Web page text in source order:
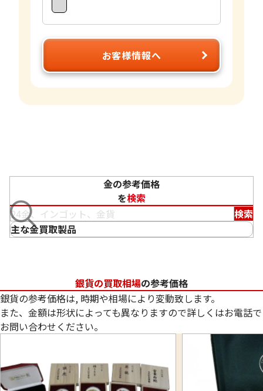
お客様情報へ
金の参考価格
を検索
検索
主な金買取製品
銀貨の買取相場の参考価格
銀貨の参考価格は, 時期や相場により変動致します。
また、金額は形状によっても異なりますので詳しくはお電話で
お問い合わせください。